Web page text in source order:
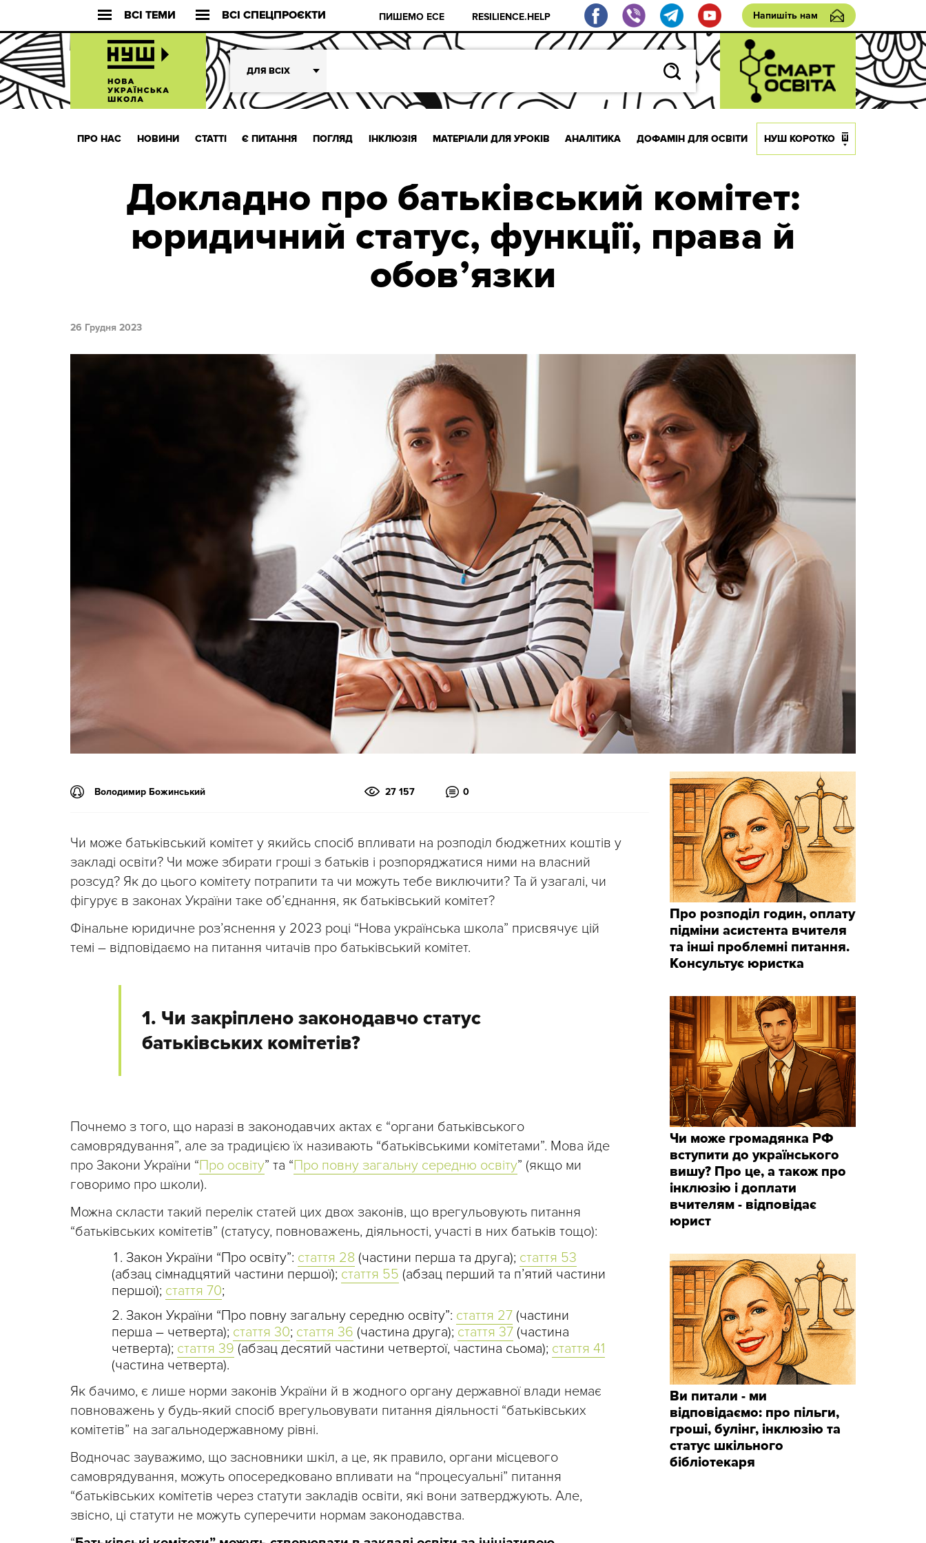
ВСІ ТЕМИ ВСІ СПЕЦПРОЄКТИ ПИШЕМО ЕСЕ RESILIENCE.HELP Напишіть нам
ДЛЯ ВСІХ
ПРО НАС НОВИНИ СТАТТІ Є ПИТАННЯ ПОГЛЯД ІНКЛЮЗІЯ МАТЕРІАЛИ ДЛЯ УРОКІВ АНАЛІТИКА ДОФАМІН ДЛЯ ОСВІТИ НУШ КОРОТКО
Докладно про батьківський комітет:
юридичний статус, функції, права й
обовʼязки
26 Грудня 2023
Володимир Божинський 27 157 0
Чи може батьківський комітет у якийсь спосіб впливати на розподіл бюджетних коштів у
закладі освіти? Чи може збирати гроші з батьків і розпоряджатися ними на власний
розсуд? Як до цього комітету потрапити та чи можуть тебе виключити? Та й узагалі, чи
фігурує в законах України таке обʼєднання, як батьківський комітет?
Фінальне юридичне розʼяснення у 2023 році “Нова українська школа” присвячує цій
темі – відповідаємо на питання читачів про батьківський комітет.
1. Чи закріплено законодавчо статус
батьківських комітетів?
Почнемо з того, що наразі в законодавчих актах є “органи батьківського
самоврядування”, але за традицією їх називають “батьківськими комітетами”. Мова йде
про Закони України “Про освіту” та “Про повну загальну середню освіту” (якщо ми
говоримо про школи).
Можна скласти такий перелік статей цих двох законів, що врегульовують питання
“батьківських комітетів” (статусу, повноважень, діяльності, участі в них батьків тощо):
Закон України “Про освіту”: стаття 28 (частини перша та друга); стаття 53
(абзац сімнадцятий частини першої); стаття 55 (абзац перший та п’ятий частини
першої); стаття 70;
Закон України “Про повну загальну середню освіту”: стаття 27 (частини
перша – четверта); стаття 30; стаття 36 (частина друга); стаття 37 (частина
четверта); стаття 39 (абзац десятий частини четвертої, частина сьома); стаття 41
(частина четверта).
Як бачимо, є лише норми законів України й в жодного органу державної влади немає
повноважень у будь-який спосіб врегульовувати питання діяльності “батьківських
комітетів” на загальнодержавному рівні.
Водночас зауважимо, що засновники шкіл, а це, як правило, органи місцевого
самоврядування, можуть опосередковано впливати на “процесуальні” питання
“батьківських комітетів через статути закладів освіти, які вони затверджують. Але,
звісно, ці статути не можуть суперечити нормам законодавства.
Про розподіл годин, оплату
підміни асистента вчителя
та інші проблемні питання.
Консультує юристка
Чи може громадянка РФ
вступити до українського
вишу? Про це, а також про
інклюзію і доплати
вчителям - відповідає
юрист
Ви питали - ми
відповідаємо: про пільги,
гроші, булінг, інклюзію та
статус шкільного
бібліотекаря